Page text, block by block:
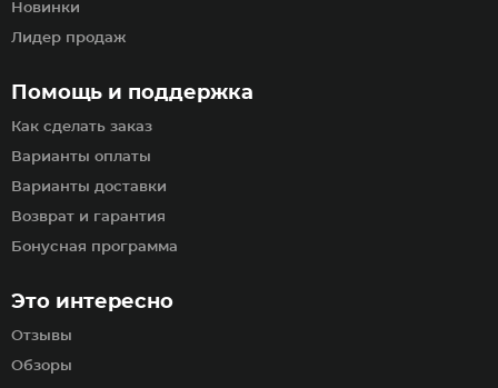
Помощь и поддержка
Как сделать заказ
Варианты оплаты
Варианты доставки
Возврат и гарантия
Бонусная программа
Новинки
Лидер продаж
Это интересно
Отзывы
Обзоры